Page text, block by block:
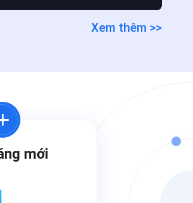
Tạo cùng lúc nhiều hồ sơ, hợp
đồng, quyết định bổ nhiệm,
miễn nhiệm từ mẫu
Xem thêm >>
mới